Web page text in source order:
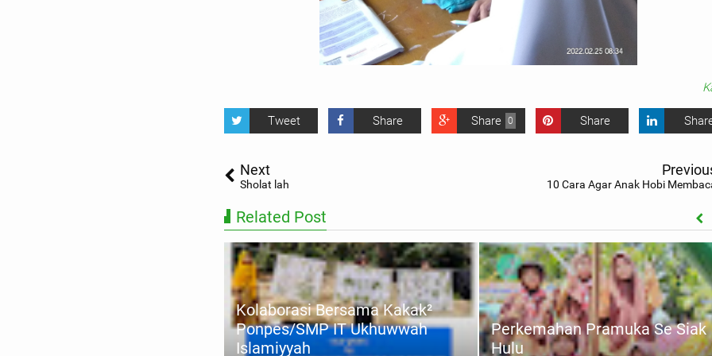
Tweet Share 0
Share Share
Next
Sholat lah 10 Cara Agar Anak Hobi
Related Post
Kolaborasi Bersama Kakak²
Ponpes/SMP IT Ukhuwwah
Islamiyyah
Perkemahan Pramuka Se Siak
Hulu